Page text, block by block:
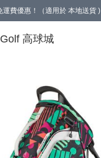
費優惠！（適用於 本地送貨 )
高球城